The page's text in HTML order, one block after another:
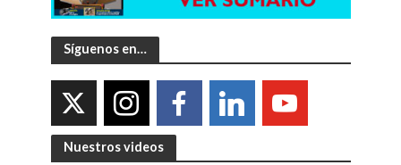
Síguenos en…
Nuestros videos